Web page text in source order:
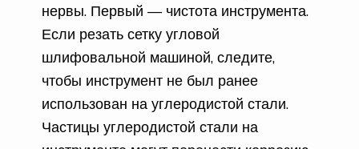
нервы. Первый — чистота инструмента.
Если резать сетку угловой
шлифовальной машиной, следите,
чтобы инструмент не был ранее
использован на углеродистой стали.
Частицы углеродистой стали на